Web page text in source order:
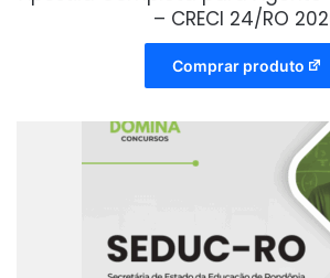
– CRECI 24/RO
Comprar produto